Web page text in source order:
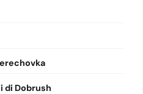
di Dobrush